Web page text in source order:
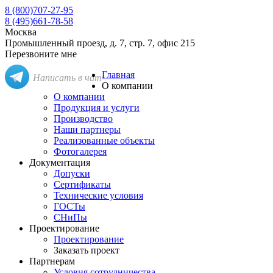
8 (800)707-27-95
8 (495)661-78-58
Москва
Промышленный проезд, д. 7, стр. 7, офис 215
Перезвоните мне
Написать в чатГлавная
О компании
О компании
Продукция и услуги
Производство
Наши партнеры
Реализованные объекты
Фотогалерея
Документация
Допуски
Сертификаты
Технические условия
ГОСТы
СНиПы
Проектирование
Проектирование
Заказать проект
Партнерам